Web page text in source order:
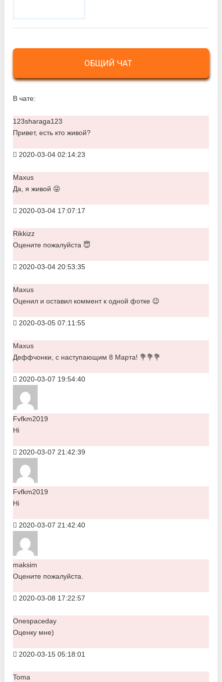
ОБЩИЙ ЧАТ
В чате:
123sharaga123
Привет, есть кто живой?
2020-03-04 02:14:23
Maxus
Да, я живой 😜
2020-03-04 17:07:17
Rikkizz
Оцените пожалуйста 😇
2020-03-04 20:53:35
Maxus
Оценил и оставил коммент к одной фотке 😉
2020-03-05 07:11:55
Maxus
Деффчонки, с наступающим 8 Марта! 💐💐💐
2020-03-07 19:54:40
Fvfkm2019
Hi
2020-03-07 21:42:39
Fvfkm2019
Hi
2020-03-07 21:42:40
maksim
Оцените пожалуйста.
2020-03-08 17:22:57
Onespaceday
Оценку мне)
2020-03-15 05:18:01
Toma